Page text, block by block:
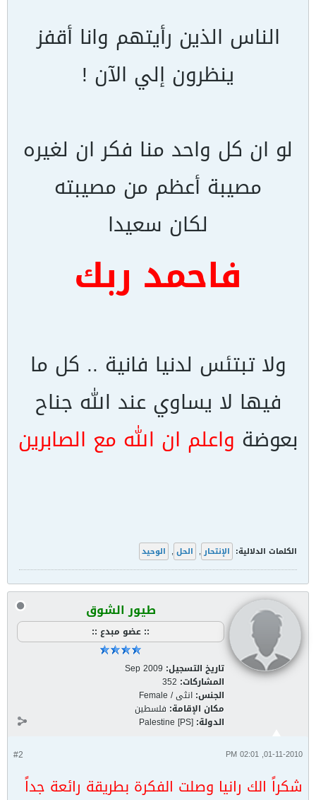
الناس الذين رأيتهم وانا أقفز
ينظرون إلي الآن !
لو ان كل واحد منا فكر ان لغيره
مصيبة أعظم من مصيبته
لكان سعيدا
فاحمد ربك
ولا تبتئس لدنيا فانية .. كل ما
فيها لا يساوي عند الله جناح
بعوضة واعلم ان الله مع الصابرين
الكلمات الدلالية: الإنتحار , الحل , الوحيد
طيور الشوق
:: عضو مبدع ::
تاريخ التسجيل: Sep 2009
المشاركات: 352
الجنس: انثى / Female
مكان الإقامة: فلسطين
الدولة: Palestine [PS]
#2 01-11-2010, 02:01 PM
شكراً الك رانيا وصلت الفكرة بطريقة رائعة جداً